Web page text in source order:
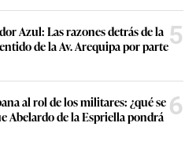
Azul: Las razones detrás de la
de la Av. Arequipa por parte5
al rol de los militares: ¿qué se
Abelardo de la Espriella pondrá 6